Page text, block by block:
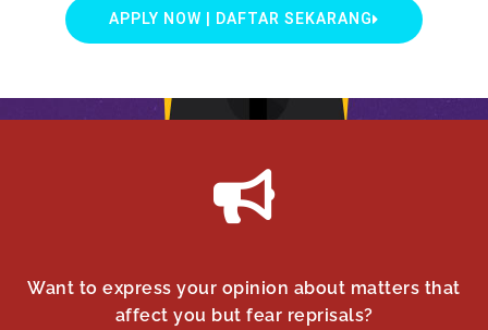
APPLY NOW | DAFTAR SEKARANG
Want to express your opinion about matters that
affect you but fear reprisals?